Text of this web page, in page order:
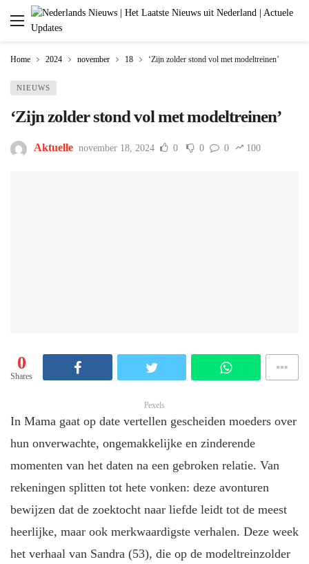
Home 2024 november 18 ‘Zijn zolder stond vol met modeltreinen’
NIEUWS
‘Zijn zolder stond vol met modeltreinen’
Aktuelle november 18, 2024 0 0 0 100
0
Shares
Pexels
In Mama gaat op date vertellen gescheiden moeders over
hun onverwachte, ongemakkelijke en zinderende
momenten van het daten na een gebroken relatie. Van
rekeningen splitten tot hete vonken: deze avonturen
bewijzen dat de zoektocht naar liefde leidt tot de meest
heerlijke, maar ook merkwaardigste verhalen. Deze week
het verhaal van Sandra (53), die op de modeltreinzolder